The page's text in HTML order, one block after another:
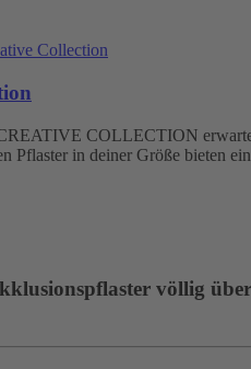
COLLECTION
Pflaster in deiner Größe bieten
völlig